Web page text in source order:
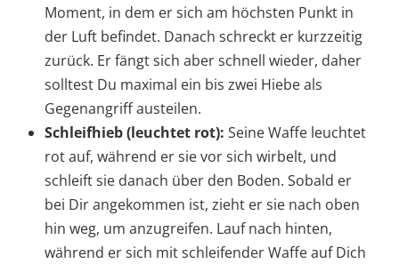
Moment, in dem er sich am höchsten Punkt in
der Luft befindet. Danach schreckt er kurzzeitig
zurück. Er fängt sich aber schnell wieder, daher
solltest Du maximal ein bis zwei Hiebe als
Gegenangriff austeilen.
Schleifhieb (leuchtet rot): Seine Waffe leuchtet
rot auf, während er sie vor sich wirbelt, und
schleift sie danach über den Boden. Sobald er
bei Dir angekommen ist, zieht er sie nach oben
hin weg, um anzugreifen. Lauf nach hinten,
während er sich mit schleifender Waffe auf Dich